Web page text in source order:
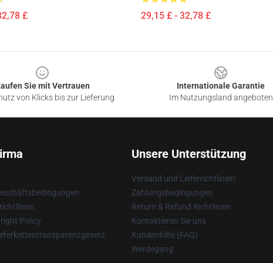
£ 29,15 £ - 32,78 £
Sie mit Vertrauen
von Klicks bis zur Lieferung
Internationale Garantie
Im Nutzungsland angeboten
Policy
Unsere Unterstützung
Versand und Lieferrichtlinien
Zahlungsbedingungen
Return & Refund Richtlinien
Kontaktieren Sie uns
Kundenhilfe (FAQ)
Werdegang